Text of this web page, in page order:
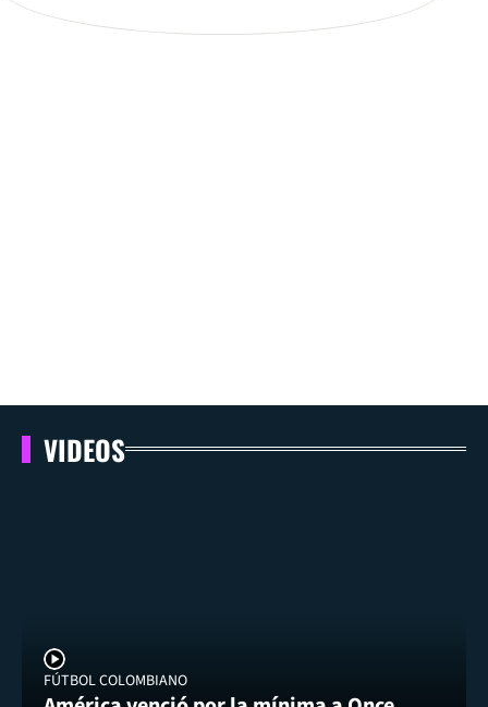
VIDEOS
FÚTBOL COLOMBIANO